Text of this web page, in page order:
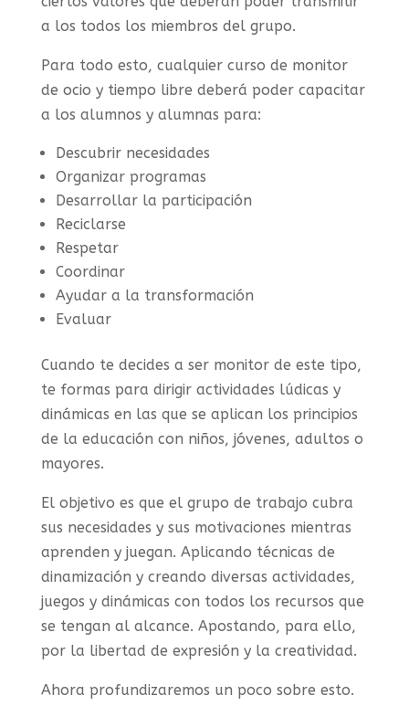
a los todos los miembros del grupo.
Para todo esto, cualquier curso de monitor
de ocio y tiempo libre deberá poder capacitar
a los alumnos y alumnas para:
Descubrir necesidades
Organizar programas
Desarrollar la participación
Reciclarse
Respetar
Coordinar
Ayudar a la transformación
Evaluar
Cuando te decides a ser monitor de este tipo,
te formas para dirigir actividades lúdicas y
dinámicas en las que se aplican los principios
de la educación con niños, jóvenes, adultos o
mayores.
El objetivo es que el grupo de trabajo cubra
sus necesidades y sus motivaciones mientras
aprenden y juegan. Aplicando técnicas de
dinamización y creando diversas actividades,
juegos y dinámicas con todos los recursos que
se tengan al alcance. Apostando, para ello,
por la libertad de expresión y la creatividad.
Ahora profundizaremos un poco sobre esto.